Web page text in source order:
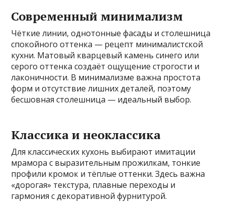
Современный минимализм
Чёткие линии, однотонные фасады и столешница
спокойного оттенка — рецепт минималистской
кухни. Матовый кварцевый камень синего или
серого оттенка создаёт ощущение строгости и
лаконичности. В минимализме важна простота
форм и отсутствие лишних деталей, поэтому
бесшовная столешница — идеальный выбор.
Классика и неоклассика
Для классических кухонь выбирают имитации
мрамора с выразительным прожилкам, тонкие
профили кромок и тёплые оттенки. Здесь важна
«дорогая» текстура, плавные переходы и
гармония с декоративной фурнитурой.